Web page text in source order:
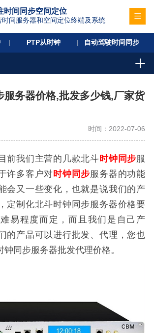
时间同步空间定位
时间服务器和空间定位终端及系统
PTP从时钟 自动驾驶时间同步
服务器价格,批发多少钱,厂家货
时间：2022-07-06
前我们主营的几款北斗 时钟同步服
许多客户对时钟同步服务器的功能
会又一些变化，也就是说我们的产
定制化北斗时钟同步服务器价格要
易程度而定，而且我们是自己产
的产品可以进行批发、代理，您也
同步服务器批发代理价格。